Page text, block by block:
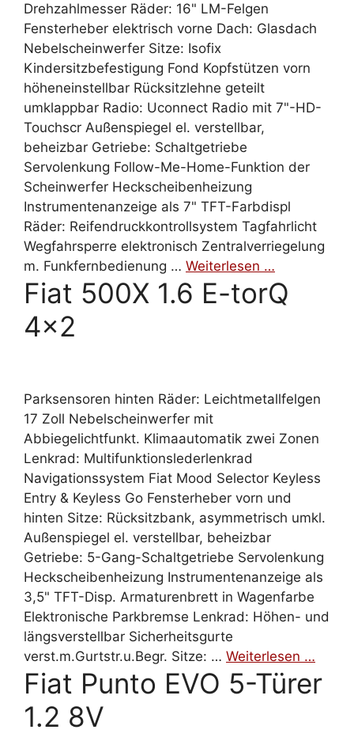
Drehzahlmesser Räder: 16" LM-Felgen
Fensterheber elektrisch vorne Dach: Glasdach
Nebelscheinwerfer Sitze: Isofix
Kindersitzbefestigung Fond Kopfstützen vorn
höheneinstellbar Rücksitzlehne geteilt
umklappbar Radio: Uconnect Radio mit 7"-HD-
Touchscr Außenspiegel el. verstellbar,
beheizbar Getriebe: Schaltgetriebe
Servolenkung Follow-Me-Home-Funktion der
Scheinwerfer Heckscheibenheizung
Instrumentenanzeige als 7" TFT-Farbdispl
Räder: Reifendruckkontrollsystem Tagfahrlicht
Wegfahrsperre elektronisch Zentralverriegelung
m. Funkfernbedienung … Weiterlesen …
Fiat 500X 1.6 E-torQ
4×2
Parksensoren hinten Räder: Leichtmetallfelgen
17 Zoll Nebelscheinwerfer mit
Abbiegelichtfunkt. Klimaautomatik zwei Zonen
Lenkrad: Multifunktionslederlenkrad
Navigationssystem Fiat Mood Selector Keyless
Entry & Keyless Go Fensterheber vorn und
hinten Sitze: Rücksitzbank, asymmetrisch umkl.
Außenspiegel el. verstellbar, beheizbar
Getriebe: 5-Gang-Schaltgetriebe Servolenkung
Heckscheibenheizung Instrumentenanzeige als
3,5" TFT-Disp. Armaturenbrett in Wagenfarbe
Elektronische Parkbremse Lenkrad: Höhen- und
längsverstellbar Sicherheitsgurte
verst.m.Gurtstr.u.Begr. Sitze: … Weiterlesen …
Fiat Punto EVO 5-Türer
1.2 8V